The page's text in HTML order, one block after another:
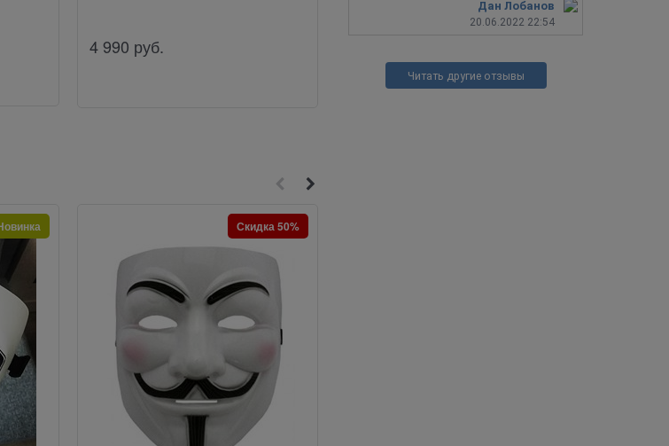
4 990 руб.
Скидка 50%
Дан Лобанов
20.06.2022 22:54
Читать другие отзывы